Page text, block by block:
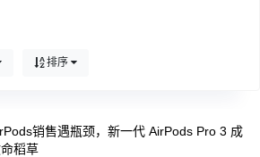
排序
销售遇瓶颈，新一代 AirPods Pro 3 成
稻草